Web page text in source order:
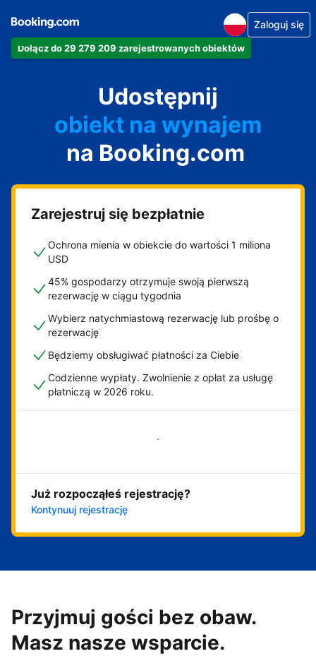
Dołącz do 29 279 209 zarejestrowanych obiektów
Zaloguj się
Udostępnij
apartament
hotel
obiekt na wynajem
wakacyjny
pensjonat
obiekt B&B
na Booking.com
Zarejestruj się bezpłatnie
Ochrona mienia w obiekcie do wartości 1 miliona
USD
45% gospodarzy otrzymuje swoją pierwszą
rezerwację w ciągu tygodnia
Wybierz natychmiastową rezerwację lub prośbę o
rezerwację
Będziemy obsługiwać płatności za Ciebie
Codzienne wypłaty. Zwolnienie z opłat za usługę
płatniczą w 2026 roku.
Zacznij już teraz
Już rozpocząłeś rejestrację?
Kontynuuj rejestrację
Przyjmuj gości bez obaw.
Masz nasze wsparcie.